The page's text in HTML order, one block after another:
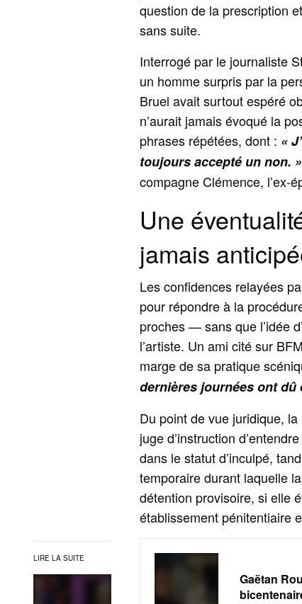
LIRE LA SUITE
question de la prescription
sans suite.
Interrogé par le journaliste
un homme surpris par la
Bruel avait surtout espéré
n’aurait jamais évoqué la
phrases répétées, dont : «
toujours accepté un non. »
compagne Clémence, l’ex-
Une
jamais
Les confidences relayées
pour répondre à la
proches — sans que l’idée
l’artiste. Un ami cité sur
marge de sa pratique
dernières journées ont
Du point de vue juridique,
juge d’instruction
dans le statut d’inculpé,
temporaire durant laquelle
détention provisoire, si elle
établissement pénitentiaire
Gaëtan